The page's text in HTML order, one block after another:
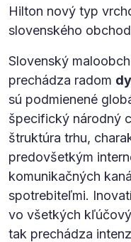
Hilton nový typ
slovenského
Slovenský
prechádza radom
sú podmienené
špecifický národný
štruktúra trhu,
predovšetkým
komunikačných
spotrebiteľmi.
vo všetkých
tak prechádza